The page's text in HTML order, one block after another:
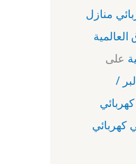
منازل
على
/
كهربائي
كهربائي